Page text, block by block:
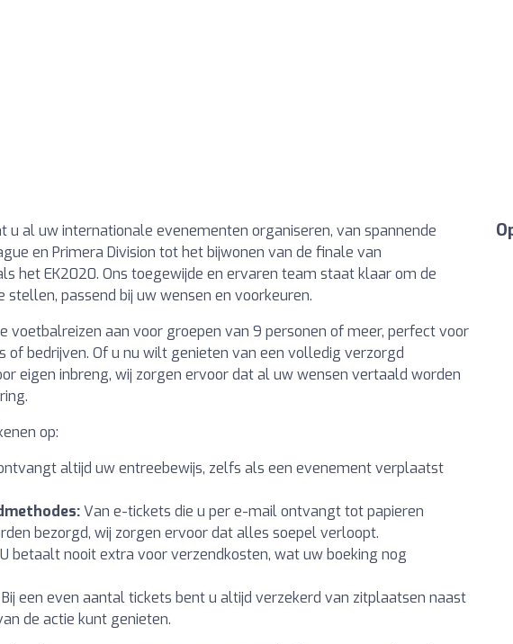
u al uw internationale evenementen organiseren, van spannende
en Primera Division tot het bijwonen van de finale van
het EK2020. Ons toegewijde en ervaren team staat klaar om de
passend bij uw wensen en voorkeuren.
voetbalreizen aan voor groepen van 9 personen of meer, perfect voor
of bedrijven. Of u nu wilt genieten van een volledig verzorgd
eigen inbreng, wij zorgen ervoor dat al uw wensen vertaald worden
op:
altijd uw entreebewijs, zelfs als een evenement verplaatst
Van e-tickets die u per e-mail ontvangt tot papieren
bezorgd, wij zorgen ervoor dat alles soepel verloopt.
U betaalt nooit extra voor verzendkosten, wat uw boeking nog
Bij een even aantal tickets bent u altijd verzekerd van zitplaatsen naast
de actie kunt genieten.